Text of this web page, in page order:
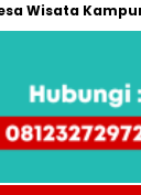
Kampung